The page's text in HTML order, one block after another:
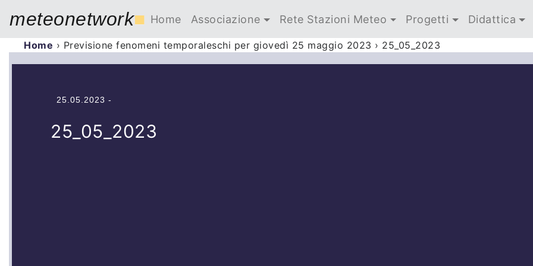
meteonetwork■ Home Associazione Rete Stazioni Meteo Progetti Didattica
Home › Previsione fenomeni temporaleschi per giovedì 25 maggio 2023 › 25_05_2023
25.05.2023 -
25_05_2023